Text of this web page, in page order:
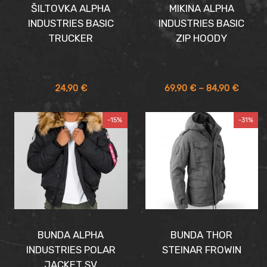
ŠILTOVKA ALPHA
INDUSTRIES BASIC
TRUCKER
24,90 €
MIKINA ALPHA
INDUSTRIES BASIC
ZIP HOODY
69,90 € – 84,90 €Price
69,90
-15%
BUNDA ALPHA
INDUSTRIES POLAR
JACKET SV
-31%
BUNDA THOR
STEINAR FROWIN